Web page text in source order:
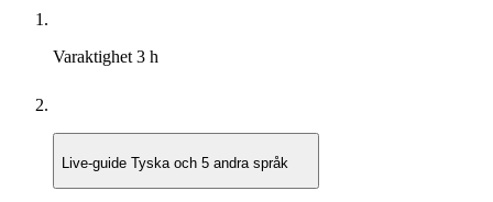
Varaktighet 3 h
Live-guide Tyska och 5 andra språk